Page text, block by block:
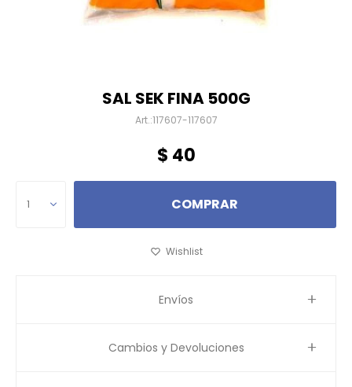
SAL SEK FINA 500G
117607-117607
$ 40
1 COMPRAR
Envíos
Cambios y Devoluciones